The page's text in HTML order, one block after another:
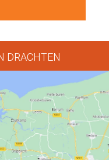
DRACHTEN